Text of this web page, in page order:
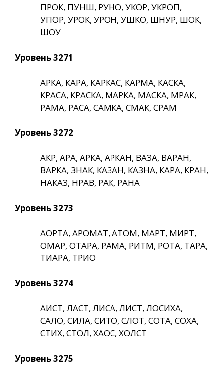
ПРОК, ПУНШ, РУНО, УКОР, УКРОП,
УПОР, УРОК, УРОН, УШКО, ШНУР, ШОК,
ШОУ
Уровень 3271
АРКА, КАРА, КАРКАС, КАРМА, КАСКА,
КРАСА, КРАСКА, МАРКА, МАСКА, МРАК,
РАМА, РАСА, САМКА, СМАК, СРАМ
Уровень 3272
АКР, АРА, АРКА, АРКАН, ВАЗА, ВАРАН,
ВАРКА, ЗНАК, КАЗАН, КАЗНА, КАРА, КРАН,
НАКАЗ, НРАВ, РАК, РАНА
Уровень 3273
АОРТА, АРОМАТ, АТОМ, МАРТ, МИРТ,
ОМАР, ОТАРА, РАМА, РИТМ, РОТА, ТАРА,
ТИАРА, ТРИО
Уровень 3274
АИСТ, ЛАСТ, ЛИСА, ЛИСТ, ЛОСИХА,
САЛО, СИЛА, СИТО, СЛОТ, СОТА, СОХА,
СТИХ, СТОЛ, ХАОС, ХОЛСТ
Уровень 3275